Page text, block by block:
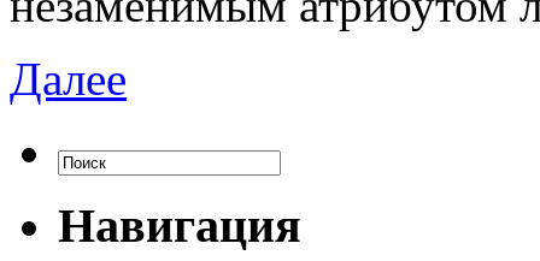
Далее
Навигация